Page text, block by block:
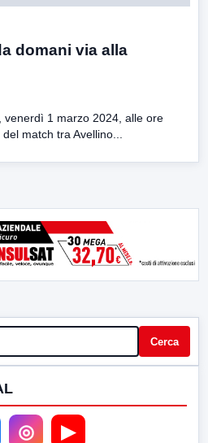
domani via alla
venerdì 1 marzo 2024, alle ore
match tra Avellino...
Cerca
◎ ▶